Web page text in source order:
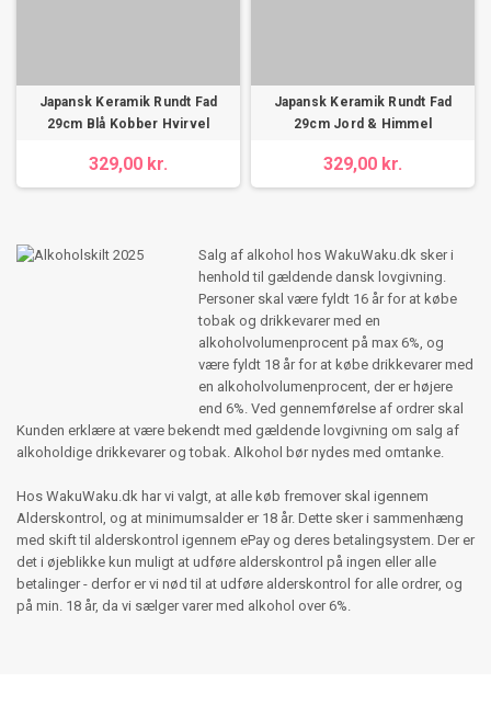
Japansk Keramik Rundt Fad
29cm Blå Kobber Hvirvel
329,00 kr.
Japansk Keramik Rundt Fad
29cm Jord & Himmel
329,00 kr.
Salg af alkohol hos WakuWaku.dk sker i
henhold til gældende dansk lovgivning.
Personer skal være fyldt 16 år for at købe
tobak og drikkevarer med en
alkoholvolumenprocent på max 6%, og
være fyldt 18 år for at købe drikkevarer med
en alkoholvolumenprocent, der er højere
end 6%. Ved gennemførelse af ordrer skal
Kunden erklære at være bekendt med gældende lovgivning om salg af
alkoholdige drikkevarer og tobak. Alkohol bør nydes med omtanke.
Hos WakuWaku.dk har vi valgt, at alle køb fremover skal igennem
Alderskontrol, og at minimumsalder er 18 år. Dette sker i sammenhæng
med skift til alderskontrol igennem ePay og deres betalingsystem. Der er
det i øjeblikke kun muligt at udføre alderskontrol på ingen eller alle
betalinger - derfor er vi nød til at udføre alderskontrol for alle ordrer, og
på min. 18 år, da vi sælger varer med alkohol over 6%.